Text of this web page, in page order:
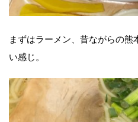
まずはラーメン、昔ながらの
い感じ。